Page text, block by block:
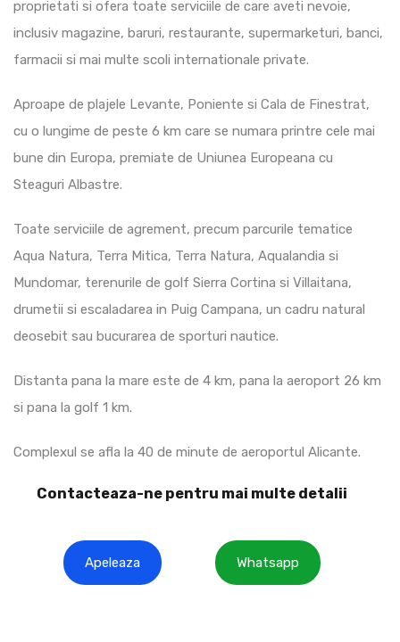
proprietati si ofera toate serviciile de care aveti nevoie,
inclusiv magazine, baruri, restaurante, supermarketuri, banci,
farmacii si mai multe scoli internationale private.
Aproape de plajele Levante, Poniente si Cala de Finestrat,
cu o lungime de peste 6 km care se numara printre cele mai
bune din Europa, premiate de Uniunea Europeana cu
Steaguri Albastre.
Toate serviciile de agrement, precum parcurile tematice
Aqua Natura, Terra Mitica, Terra Natura, Aqualandia si
Mundomar, terenurile de golf Sierra Cortina si Villaitana,
drumetii si escaladarea in Puig Campana, un cadru natural
deosebit sau bucurarea de sporturi nautice.
Distanta pana la mare este de 4 km, pana la aeroport 26 km
si pana la golf 1 km.
Complexul se afla la 40 de minute de aeroportul Alicante.
Contacteaza-ne pentru mai multe detalii
Apeleaza Whatsapp